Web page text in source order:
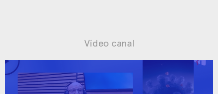
Vídeo canal